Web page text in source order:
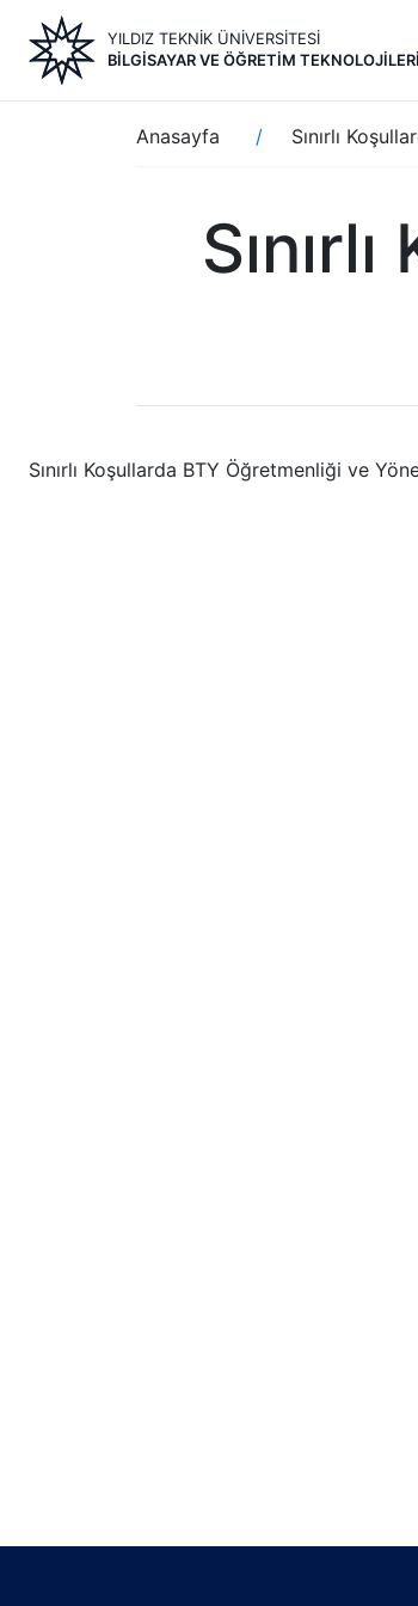
içeriğe
YILDIZ TEKNİK ÜNİVERSİTESİ
BILGISAYAR VE ÖĞRETIM
Sayfa
yolu
Anasayfa Sınırlı
Sınırlı Koşullarda BTY Öğretmenliği ve